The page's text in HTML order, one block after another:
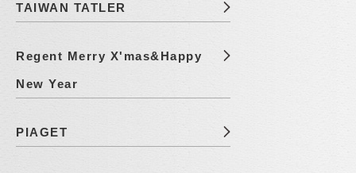
TAIWAN TATLER
Regent Merry X'mas&Happy
New Year
PIAGET